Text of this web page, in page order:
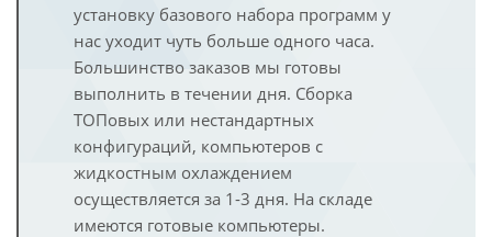
установку базового набора программ у
нас уходит чуть больше одного часа.
Большинство заказов мы готовы
выполнить в течении дня. Сборка
ТОПовых или нестандартных
конфигураций, компьютеров с
жидкостным охлаждением
осуществляется за 1-3 дня. На складе
имеются готовые компьютеры.